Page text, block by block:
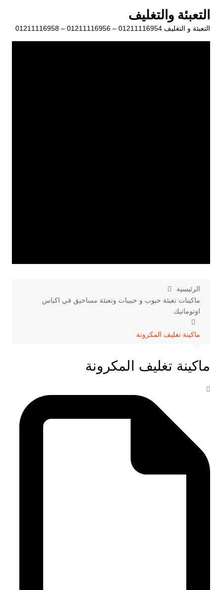
المحتوى
التعبئة والتغليف
التعبئة و التغليف 01211116954 – 01211116956 – 01211116958
الرئيسية
ماكينات تعبئة حبوب و حبيبات وتعبئة مساحيق في اكياس
اوتوماتيك
ماكينة تغليف المكرونة
ماكينة تغليف المكرونة